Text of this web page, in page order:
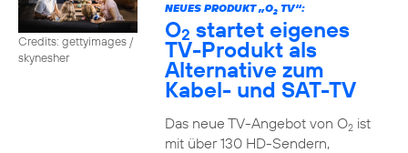
Credits: gettyimages /
skynesher
NEUES PRODUKT „O2TV“:
O2 startet eigenes
TV-Produkt als
Alternative zum
Kabel- und SAT-TV
Das neue TV-Angebot von O2ist
mit über 130 HD-Sendern,